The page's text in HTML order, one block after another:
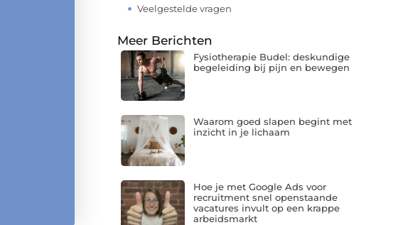
Veelgestelde vragen
Meer Berichten
Fysiotherapie Budel: deskundige
begeleiding bij pijn en bewegen
Waarom goed slapen begint met
inzicht in je lichaam
Hoe je met Google Ads voor
recruitment snel openstaande
vacatures invult op een krappe
arbeidsmarkt